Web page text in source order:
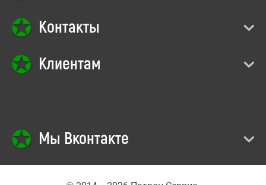
Контакты
Клиентам
Мы Вконтакте